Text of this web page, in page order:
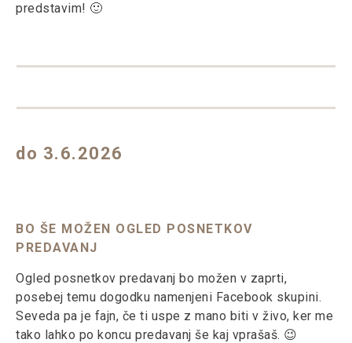
predstavim! 🙂
do 3.6.2026
BO ŠE MOŽEN OGLED POSNETKOV
PREDAVANJ
Ogled posnetkov predavanj bo možen v zaprti,
posebej temu dogodku namenjeni Facebook skupini.
Seveda pa je fajn, če ti uspe z mano biti v živo, ker me
tako lahko po koncu predavanj še kaj vprašaš. 😉